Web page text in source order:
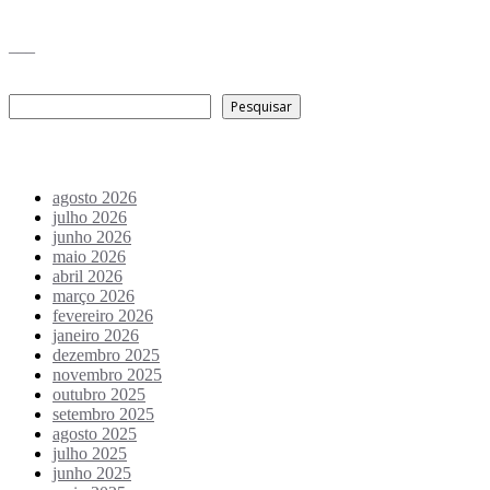
Pesquisar
agosto 2026
julho 2026
junho 2026
maio 2026
abril 2026
março 2026
fevereiro 2026
janeiro 2026
dezembro 2025
novembro 2025
outubro 2025
setembro 2025
agosto 2025
julho 2025
junho 2025